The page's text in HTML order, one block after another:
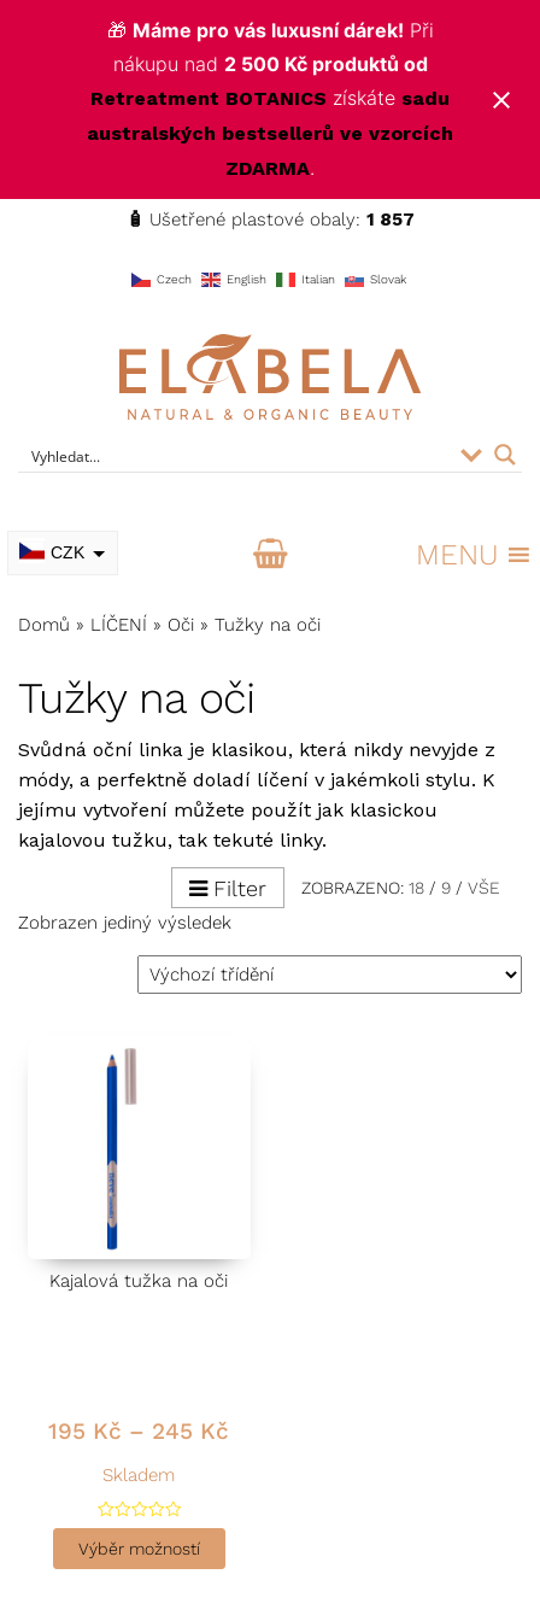
🎁 Máme pro vás luxusní dárek! Při
nákupu nad 2 500 Kč produktů od
Retreatment BOTANICS získáte sadu
australských bestsellerů ve vzorcích
ZDARMA.
🧴 Ušetřené plastové obaly: 1 857
Czech English Italian Slovak
ELABELA Beauty Kvalitní kosmetika pro vás
CZK MENU
Domů » LÍČENÍ » Oči » Tužky na oči
Tužky na oči
Svůdná oční linka je klasikou, která nikdy nevyjde z
módy, a perfektně doladí líčení v jakémkoli stylu. K
jejímu vytvoření můžete použít jak klasickou
kajalovou tužku, tak tekuté linky.
ZOBRAZENO: 18 / 9 / VŠE
Filter
Zobrazen jediný výsledek
Kajalová tužka na oči
195 Kč – 245 Kč
Skladem
H
o
Výběr možností
This product has multiple variants. The options may be